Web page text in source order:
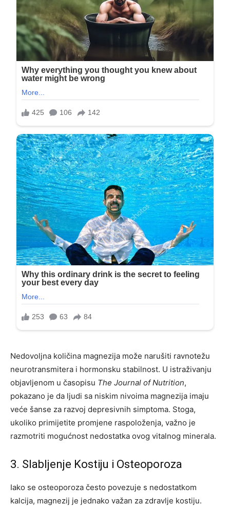
Nedovoljna količina magnezija može narušiti ravnotežu
neurotransmitera i hormonsku stabilnost. U istraživanju
objavljenom u časopisu The Journal of Nutrition,
pokazano je da ljudi sa niskim nivoima magnezija imaju
veće šanse za razvoj depresivnih simptoma. Stoga,
ukoliko primijetite promjene raspoloženja, važno je
razmotriti mogućnost nedostatka ovog vitalnog minerala.
3. Slabljenje Kostiju i Osteoporoza
Iako se osteoporoza često povezuje s nedostatkom
kalcija, magnezij je jednako važan za zdravlje kostiju.